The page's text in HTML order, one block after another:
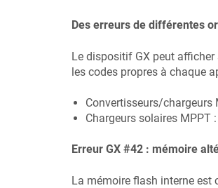
Des erreurs de différentes
Le dispositif GX peut afficher
les codes propres à chaque
Convertisseurs/chargeurs
Chargeurs solaires MPPT :
Erreur GX #42 : mémoire
La mémoire flash interne est